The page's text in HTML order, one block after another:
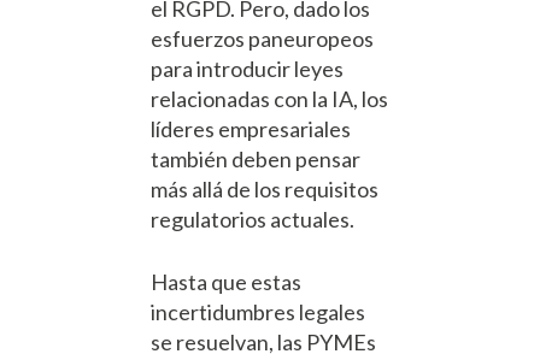
el RGPD. Pero, dado los
esfuerzos paneuropeos
para introducir leyes
relacionadas con la IA, los
líderes empresariales
también deben pensar
más allá de los requisitos
regulatorios actuales.
Hasta que estas
incertidumbres legales
se resuelvan, las PYMEs